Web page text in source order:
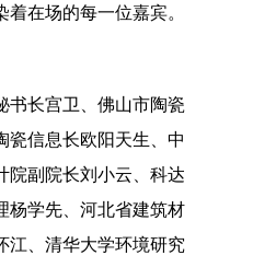
在场的每一位嘉宾。
书长宫卫、佛山市陶瓷
瓷信息长欧阳天生、中
院副院长刘小云、科达
杨学先、河北省建筑材
江、清华大学环境研究